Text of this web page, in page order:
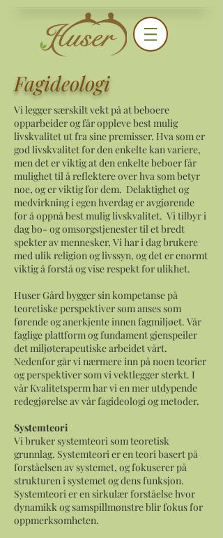
Fagideologi
Vi legger særskilt vekt på at beboere
opparbeider og får oppleve best mulig
livskvalitet ut fra sine premisser. Hva som er
god livskvalitet for den enkelte kan variere,
men det er viktig at den enkelte beboer får
mulighet til å reflektere over hva som betyr
noe, og er viktig for dem. Delaktighet og
medvirkning i egen hverdag er avgjørende
for å oppnå best mulig livskvalitet. Vi tilbyr i
dag bo- og omsorgstjenester til et bredt
spekter av mennesker, Vi har i dag brukere
med ulik religion og livssyn, og det er enormt
viktig å forstå og vise respekt for ulikhet.
Huser Gård bygger sin kompetanse på
teoretiske perspektiver som anses som
førende og anerkjente innen fagmiljøet. Vår
faglige plattform og fundament gjenspeiler
det miljøterapeutiske arbeidet vårt.
Nedenfor går vi nærmere inn på noen teorier
og perspektiver som vi vektlegger sterkt. I
vår Kvalitetsperm har vi en mer utdypende
redegjørelse av vår fagideologi og metoder.
Systemteori
Vi bruker systemteori som teoretisk
grunnlag. Systemteori er en teori basert på
forståelsen av systemet, og fokuserer på
strukturen i systemet og dens funksjon.
Systemteori er en sirkulær forståelse hvor
dynamikk og samspillmønstre blir fokus for
oppmerksomheten.